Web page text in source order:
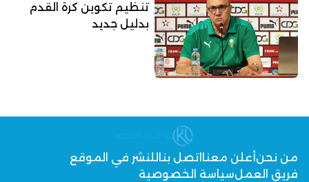
تنظيم تكوين كرة القدم
بدليل جديد
من نحنأعلن معنا اتصل بنا للنشر في الموقع
فريق العملسياسة الخصوصية